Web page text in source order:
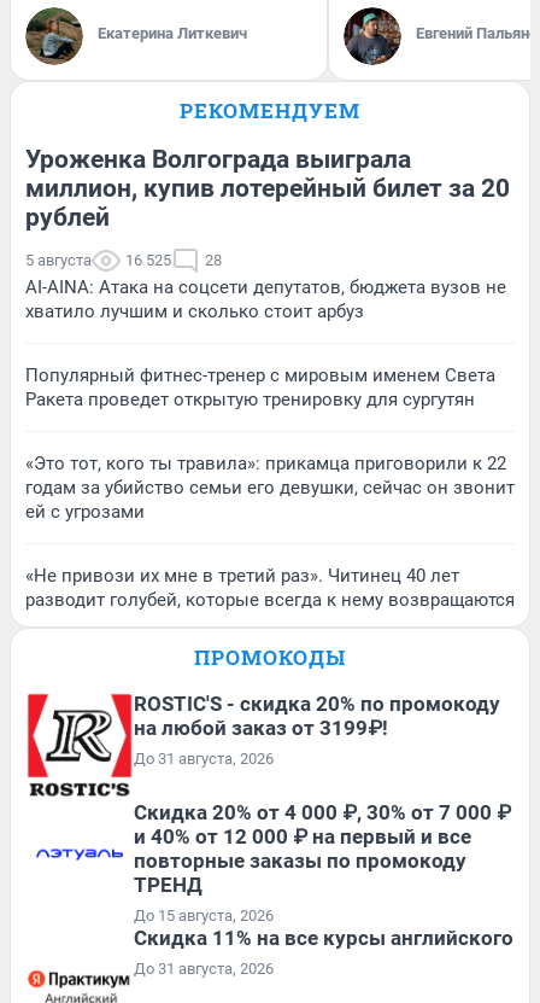
Екатерина Литкевич Евгений
РЕКОМЕНДУЕМ
Уроженка Волгограда выиграла
миллион, купив лотерейный билет за 20
рублей
5 августа 16 525 28
AI-AINA: Атака на соцсети депутатов, бюджета вузов не
хватило лучшим и сколько стоит арбуз
Популярный фитнес-тренер с мировым именем Света
Ракета проведет открытую тренировку для сургутян
«Это тот, кого ты травила»: прикамца приговорили к 22
годам за убийство семьи его девушки, сейчас он звонит
ей с угрозами
«Не привози их мне в третий раз». Читинец 40 лет
разводит голубей, которые всегда к нему возвращаются
ПРОМОКОДЫ
ROSTIC'S - скидка 20% по промокоду
на любой заказ от 3199₽!
До 31 августа, 2026
Скидка 20% от 4 000 ₽, 30% от 7 000 ₽
и 40% от 12 000 ₽ на первый и все
повторные заказы по промокоду
ТРЕНД
До 15 августа, 2026
Скидка 11% на все курсы английского
До 31 августа, 2026